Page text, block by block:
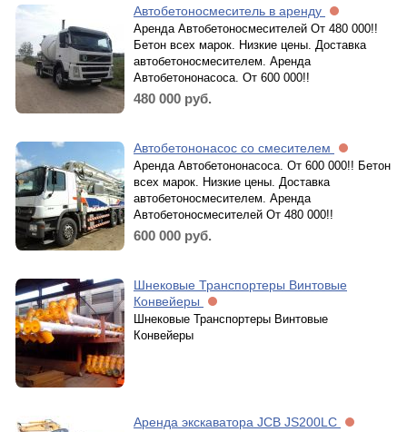
Автобетоносмеситель в аренду
Аренда Автобетоносмесителей От 480 000!!
Бетон всех марок. Низкие цены. Доставка
автобетоносмесителем. Аренда
Автобетононасоса. От 600 000!!
480 000 руб.
Автобетононасос со смесителем
Аренда Автобетононасоса. От 600 000!! Бетон
всех марок. Низкие цены. Доставка
автобетоносмесителем. Аренда
Автобетоносмесителей От 480 000!!
600 000 руб.
Шнековые Транспортеры Винтовые
Конвейеры
Шнековые Транспортеры Винтовые
Конвейеры
Аренда экскаватора JCB JS200LC